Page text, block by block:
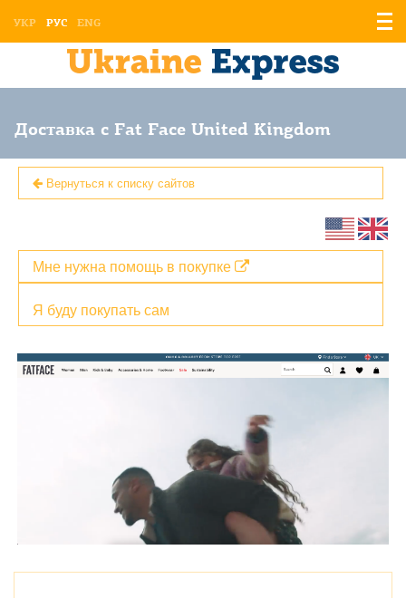
УКР РУС ENG
Доставка с Fat Face United Kingdom
Вернуться к списку сайтов
Я буду покупать сам
Мне нужна помощь в покупке